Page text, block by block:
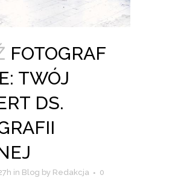
FOTOGRAF
TWÓJ
DS.
in Blog by Redakcja
0